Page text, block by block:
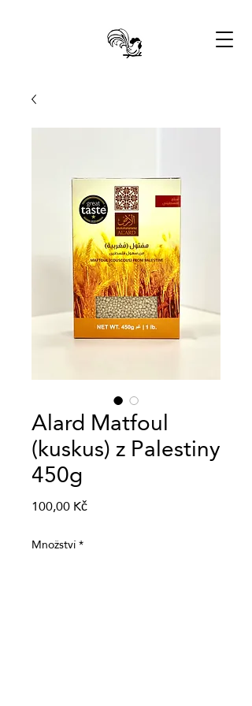
Alard Matfoul
(kuskus) z Palestiny
450g
100,00 KčCena
Množství*